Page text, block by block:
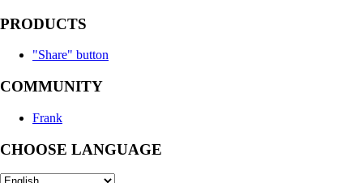
PRODUCTS
"Share" button
COMMUNITY
Frank
CHOOSE LANGUAGE